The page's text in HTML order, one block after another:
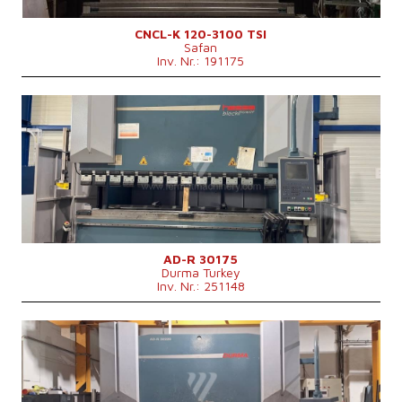
Hauptmotorleistung
7,5 kW
8700 kg
Maschinenabmessungen L x B x H4200 x 1650 x 2775 mm mm
CNCL-K 120-3100 TSI
Safan
Inv. Nr.: 191175
Baujahr:
2013
Kontrollsystem
Steuerung Cybelec
Druckleistung
175 t
Abkantlänge
3050 mm
Anzahl der Achsen
4
Lower Ausgleichsbewegung
ja
Art der Pressenantrieb
Hydraulický
Stößelhub
265 mm
Maschinenabmessungen L x B x H 4250x2550x2750 mm
11500 kg
AD-R 30175
Durma Turkey
Inv. Nr.: 251148
Baujahr:
2012
Kontrollsystem
ja
Steuerung Durma
Druckleistung
220 t